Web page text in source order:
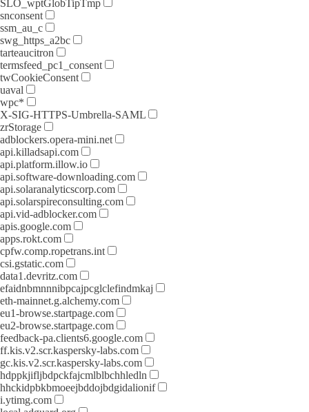
SLO_wptGlobTipTmp
snconsent
ssm_au_c
swg_https_a2bc
tarteaucitron
termsfeed_pc1_consent
twCookieConsent
uaval
wpc*
X-SIG-HTTPS-Umbrella-SAML
zrStorage
adblockers.opera-mini.net
api.killadsapi.com
api.platform.illow.io
api.software-downloading.com
api.solaranalyticscorp.com
api.solarspireconsulting.com
api.vid-adblocker.com
apis.google.com
apps.rokt.com
cpfw.comp.ropetrans.int
csi.gstatic.com
data1.devritz.com
efaidnbmnnnibpcajpcglclefindmkaj
eth-mainnet.g.alchemy.com
eu1-browse.startpage.com
eu2-browse.startpage.com
feedback-pa.clients6.google.com
ff.kis.v2.scr.kaspersky-labs.com
gc.kis.v2.scr.kaspersky-labs.com
hdppkjifljbdpckfajcmlblbchhledln
hhckidpbkbmoeejbddojbdgidalionif
i.ytimg.com